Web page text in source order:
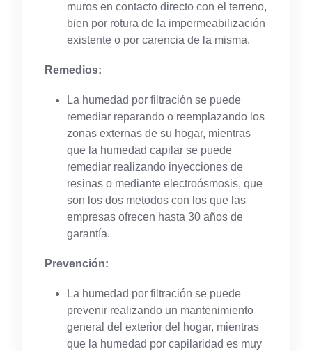
muros en contacto directo con el terreno,
bien por rotura de la impermeabilización
existente o por carencia de la misma.
Remedios:
La humedad por filtración se puede
remediar reparando o reemplazando los
zonas externas de su hogar, mientras
que la humedad capilar se puede
remediar realizando inyecciones de
resinas o mediante electroósmosis, que
son los dos metodos con los que las
empresas ofrecen hasta 30 años de
garantía.
Prevención:
La humedad por filtración se puede
prevenir realizando un mantenimiento
general del exterior del hogar, mientras
que la humedad por capilaridad es muy